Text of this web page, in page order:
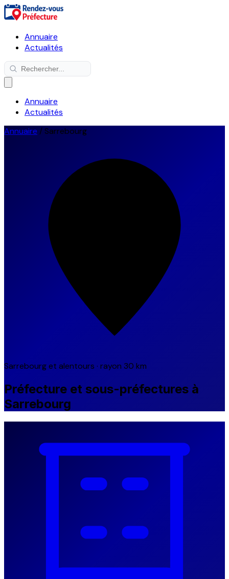
Annuaire
Actualités
Annuaire
Actualités
Annuaire / Sarrebourg
Sarrebourg et alentours · rayon 30 km
Préfecture et sous-préfectures à
Sarrebourg